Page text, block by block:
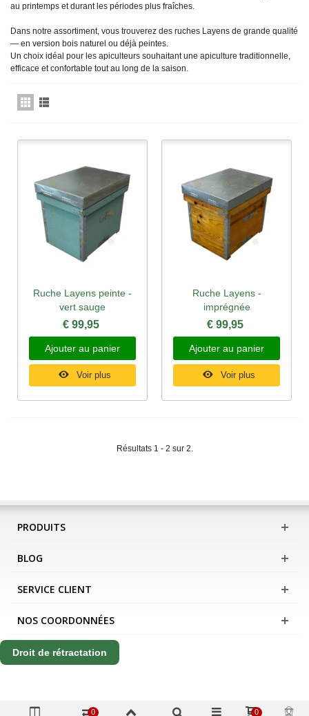
au printemps et durant les périodes plus fraîches.
Dans notre assortiment, vous trouverez des ruches Layens de grande qualité
— en version bois naturel ou déjà peintes.
Un choix idéal pour les apiculteurs souhaitant une apiculture traditionnelle,
efficace et confortable tout au long de la saison.
Ruche Layens peinte -
vert sauge
€ 99,95
Ajouter au panier
Voir plus
Ruche Layens -
imprégnée
€ 99,95
Ajouter au panier
Voir plus
Résultats 1 - 2 sur 2.
PRODUITS
BLOG
SERVICE CLIENT
NOS COORDONNÉES
Droit de rétractation
0 0